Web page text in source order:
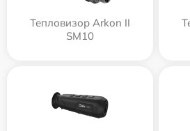
Тепловизор Arkon II
SM10